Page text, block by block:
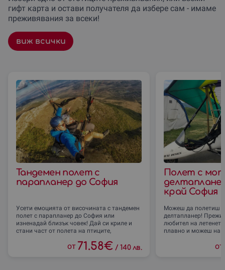
гифт карта и остави получателя да избере сам - имаме
преживявания за всеки!
виж всички
Тандемен полет с
парапланер до София
Усети емоцията от височината с тандемен
полет с парапланер до София или
изненадай близък човек! Дай си криле и
стани част от полета на птиците,
от 71.58€ / 140 лв.
Полет с
край София
Можеш да полетиш с
делтапланер!
любител на
плавно и можеш на
от